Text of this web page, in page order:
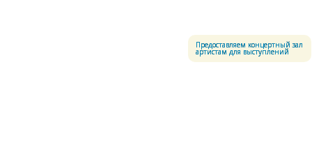
Предоставляем концертный зал
артистам для выступлений